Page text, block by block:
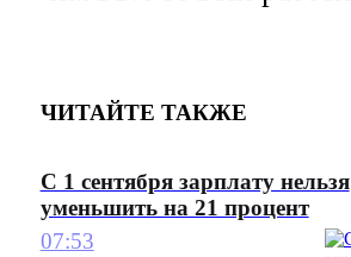
ЧИТАЙТЕ ТАКЖЕ
С 1 сентября зарплату нельзя
уменьшить на 21 процент
07:53